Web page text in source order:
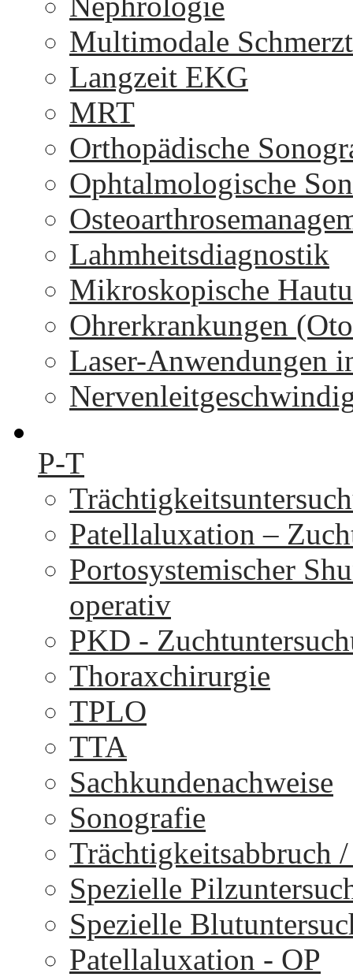
Multimodale
Langzeit EKG
MRT
Orthopädische
Ophtalmologische
Lahmheitsdiagnostik
Mikroskopische
Ohrerkrankungen
Laser-Anwendungen
P-T
Patellaluxation –
Portosystemischer
operativ
PKD -
Thoraxchirurgie
TPLO
TTA
Sachkundenachweise
Sonografie
Trächtigkeitsabbruch
Spezielle
Spezielle
Patellaluxation - OP